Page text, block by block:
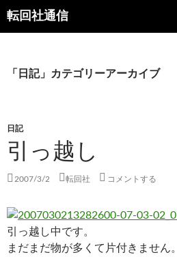
コ
ン
キ
ッ
プ
転回社通信
検
索
「日記」カテゴリーアーカイブ
日記
引っ越し
2007/3/2 転回社 コメントする
引っ越し中です。
まだまだ物が多くて片付きません。